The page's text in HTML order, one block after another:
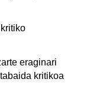
eraginari
kritikoa